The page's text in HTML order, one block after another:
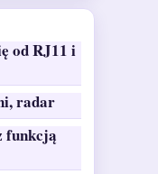
od RJ11 i
radar
funkcją